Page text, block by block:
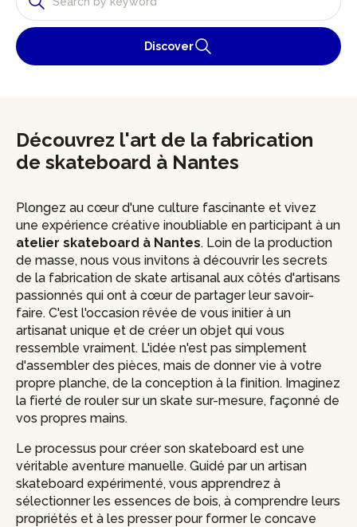
Discover
Découvrez l'art de la fabrication
de skateboard à Nantes
Plongez au cœur d'une culture fascinante et vivez
une expérience créative inoubliable en participant à un
atelier skateboard à Nantes. Loin de la production
de masse, nous vous invitons à découvrir les secrets
de la fabrication de skate artisanal aux côtés d'artisans
passionnés qui ont à cœur de partager leur savoir-
faire. C'est l'occasion rêvée de vous initier à un
artisanat unique et de créer un objet qui vous
ressemble vraiment. L'idée n'est pas simplement
d'assembler des pièces, mais de donner vie à votre
propre planche, de la conception à la finition. Imaginez
la fierté de rouler sur un skate sur-mesure, façonné de
vos propres mains.
Le processus pour créer son skateboard est une
véritable aventure manuelle. Guidé par un artisan
skateboard expérimenté, vous apprendrez à
sélectionner les essences de bois, à comprendre leurs
propriétés et à les presser pour former le concave